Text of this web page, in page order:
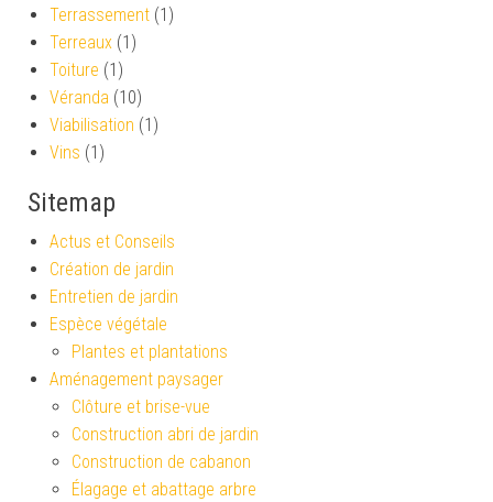
Terrassement (1)
Terreaux (1)
Toiture (1)
Véranda (10)
Viabilisation (1)
Vins (1)
Sitemap
Actus et Conseils
Création de jardin
Entretien de jardin
Espèce végétale
Plantes et plantations
Aménagement paysager
Clôture et brise-vue
Construction abri de jardin
Construction de cabanon
Élagage et abattage arbre